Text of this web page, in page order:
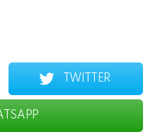
TWITTER